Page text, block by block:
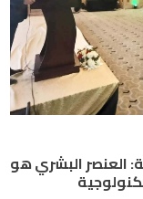
العنصر البشري هو